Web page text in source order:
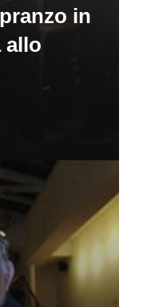
in
allo